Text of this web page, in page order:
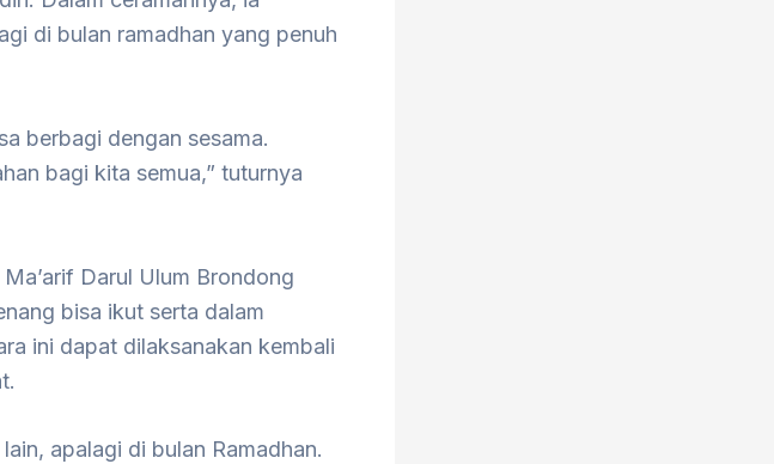
di bulan ramadhan yang penuh
berbagi dengan sesama.
bagi kita semua,” tuturnya
Darul Ulum Brondong
bisa ikut serta dalam
ini dapat dilaksanakan kembali
apalagi di bulan Ramadhan.